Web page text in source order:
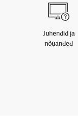
Juhendid ja
nõuanded